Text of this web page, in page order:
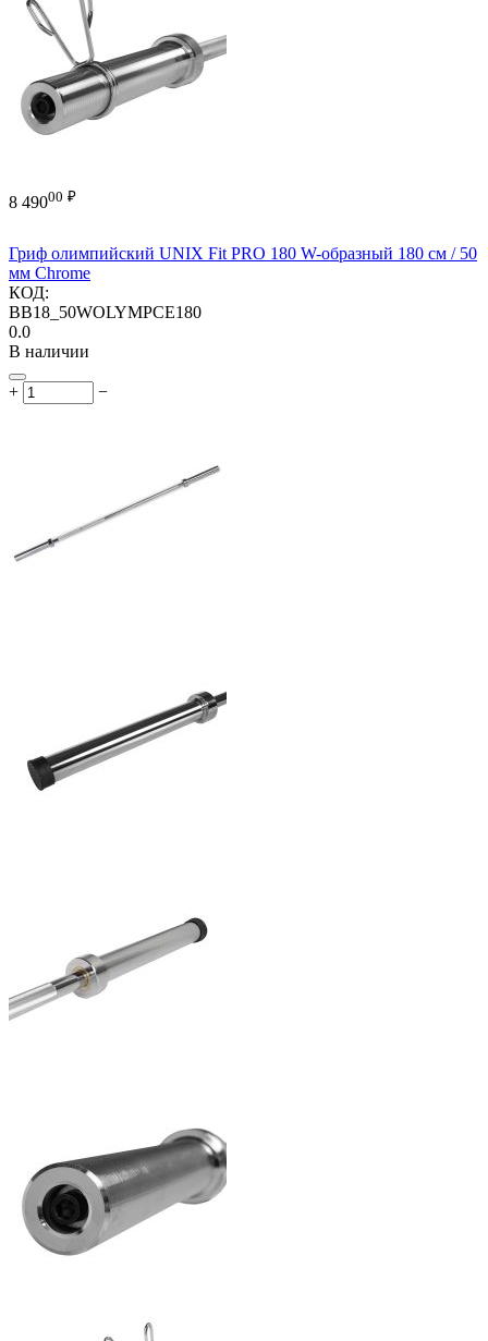
8 49000 ₽
Гриф олимпийский UNIX Fit PRO 180 W-образный 180 см / 50
мм Chrome
КОД:
BB18_50WOLYMPCE180
0.0
В наличии
+ −